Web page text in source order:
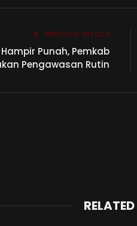
PREVIOUS ARTICLE
Punah, Pemkab
Pengawasan Rutin
RELATED